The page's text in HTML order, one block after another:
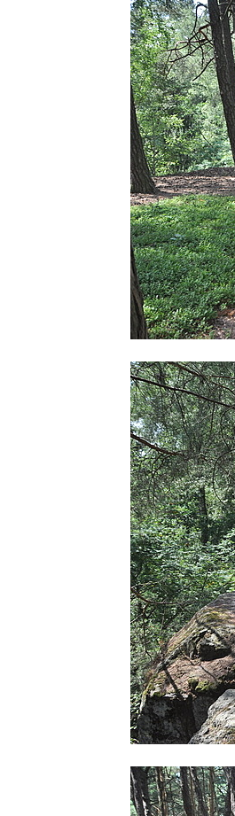
stěnách
Kamenná ZOO –
Kamenná ZOO – Želva
Kamenná ZOO – Želva
Kamenná ZOO –
Kamenná ZOO –
Vyhlídka Božanovský
Vyhlídka východně od
Špičáku
Vyhlídka Tři kříže
Hradiště Hrádek u
Skalní okno na
Papststein (Saské
Jeskyně Kuhstall a
(Saské Švýcarsko)
Jeskyně Idagrotte
Skalní město
Vyhlídka u
hřbitova ve skalách
Skalní věž Doga v
Lavička Jiřího
stěnách
Tiské stěny
Ledová stěna u
Kyjovském údolí
Jeskyně víl v
Jeskyně Vinný sklep
Vyhlídka nad přírodní
Vyhlídka Miloslava
stezce Pod Vysokým